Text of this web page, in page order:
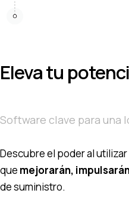
Eleva tu
Software clave para una
Descubre el poder al
que mejorarán,
de suministro.